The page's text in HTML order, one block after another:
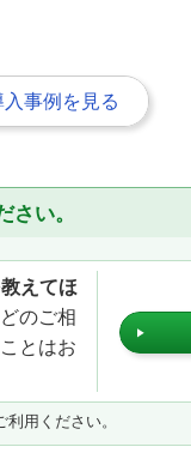
事例を見る
い。
えてほ
どのご相
とはお
用ください。